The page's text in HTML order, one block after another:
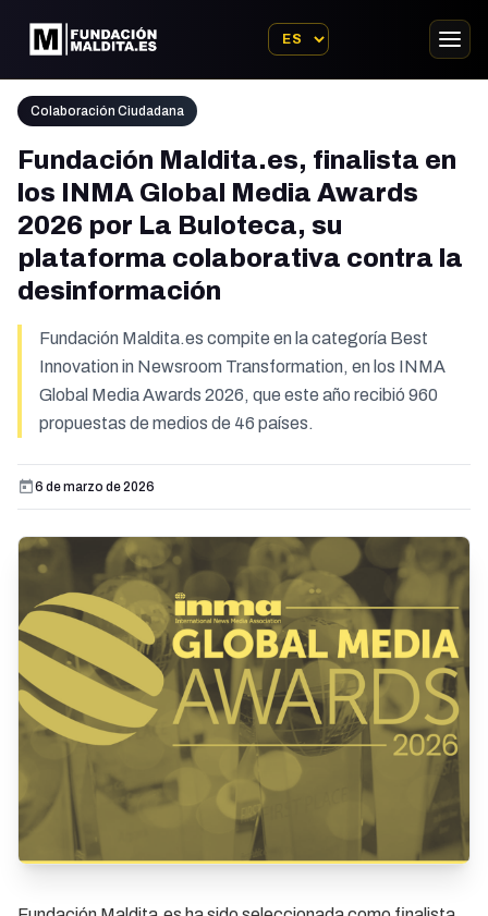
Colaboración Ciudadana
Fundación Maldita.es, finalista en
los INMA Global Media Awards
2026 por La Buloteca, su
plataforma colaborativa contra la
desinformación
Fundación Maldita.es compite en la categoría Best
Innovation in Newsroom Transformation, en los INMA
Global Media Awards 2026, que este año recibió 960
propuestas de medios de 46 países.
6 de marzo de 2026